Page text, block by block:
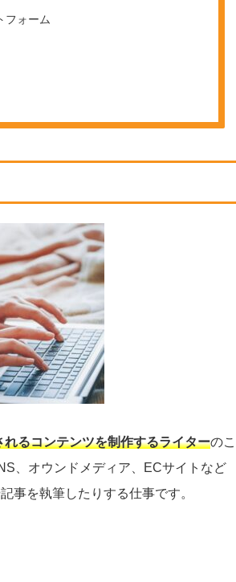
フォーム
るコンテンツを制作するライターのこ
、オウンドメディア、ECサイトなど
事を執筆したりする仕事です。